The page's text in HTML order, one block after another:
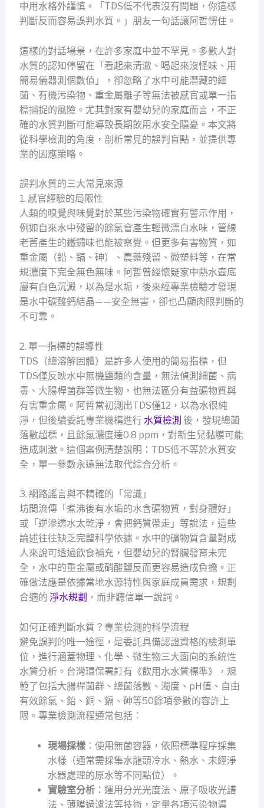
中用水格外謹慎。「TDS低不代表沒有問題，你這樣
判斷反而容易誤判水質。」朋友一句話讓阿哲愣住。
這樣的對話場景，在許多家庭中並不罕見。多數人對
水質的認知停留在「看起來清澈、喝起來沒怪味、用
簡易儀器測個數值」，卻忽略了水中可能潛藏的細
菌、有機污染物、重金屬離子等無法被感官或單一指
標捕捉的風險。尤其對家有嬰幼兒的家庭而言，不正
確的水質判斷可能導致長期飲用水安全隱憂。本文將
從科學檢測的角度，剖析常見的誤判盲點，並提供專
業的因應策略。
誤判水質的三大常見來源
1. 感官經驗的局限性
人類的嗅覺與味覺對於某些污染物確實有警示作用，
例如自來水中殘留的餘氯會產生輕微漂白水味，管線
老舊產生的鐵鏽味也能被察覺。但更多有害物質，如
重金屬（鉛、鎘、砷）、農藥殘留、微塑料等，在常
規濃度下完全無色無味。阿哲曾經懷疑家中熱水壺底
層有白色沉澱，以為是水垢，後來經專業檢驗才發現
是水中碳酸鈣結晶——安全無害，卻也凸顯肉眼判斷的
不可靠。
2. 單一指標的誤導性
TDS（總溶解固體）是許多人使用的簡易指標，但
TDS僅反映水中無機鹽類的含量，無法偵測細菌、病
毒、大腸桿菌群等微生物，也無法區分有益礦物質與
有害重金屬。阿哲當初測出TDS僅12，以為水很純
淨，但後續委託專業機構進行 水質檢測 後，發現總菌
落數超標，且餘氯濃度達0.8 ppm，對新生兒黏膜可能
造成刺激。這個案例清楚說明：TDS低不等於水質安
全，單一參數永遠無法取代綜合分析。
3. 網路謠言與不精確的「常識」
坊間流傳「煮沸後有水垢的水含礦物質，對身體好」
或「逆滲透水太乾淨，會把鈣質帶走」等說法，這些
論述往往缺乏完整科學依據。水中的礦物質含量對成
人來說可透過飲食補充，但嬰幼兒的腎臟發育未完
全，水中的重金屬或硝酸鹽反而更容易造成負擔。正
確做法應是依據當地水源特性與家庭成員需求，規劃
合適的 淨水規劃 ，而非聽信單一說詞。
如何正確判斷水質？專業檢測的科學流程
避免誤判的唯一途徑，是委託具備認證資格的檢測單
位，進行涵蓋物理、化學、微生物三大面向的系統性
水質分析。台灣環保署訂有《飲用水水質標準》，規
範了包括大腸桿菌群、總菌落數、濁度、pH值、自由
有效餘氯、鉛、銅、鎘、砷等50餘項參數的容許上
限。專業檢測流程通常包括：
現場採樣：使用無菌容器，依照標準程序採集
水樣（通常需採集水龍頭冷水、熱水、未經淨
水器處理的原水等不同點位）。
實驗室分析：運用分光光度法、原子吸收光譜
法、薄膜過濾法等技術，定量各項污染物濃